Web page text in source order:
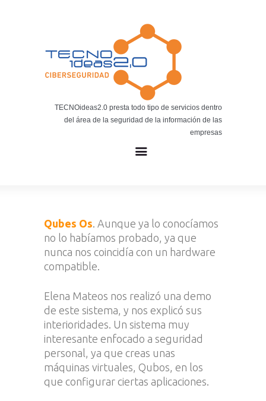
TECNOideas2.0 presta todo tipo de servicios dentro
del área de la seguridad de la información de las
empresas
BLOG TECNOIDEAS
Noticias tecnológicas.
Qubes Os. Aunque ya lo conocíamos
no lo habíamos probado, ya que
nunca nos coincidía con un hardware
compatible.
Elena Mateos nos realizó una demo
de este sistema, y nos explicó sus
interioridades. Un sistema muy
interesante enfocado a seguridad
personal, ya que creas unas
máquinas virtuales, Qubos, en los
que configurar ciertas aplicaciones.